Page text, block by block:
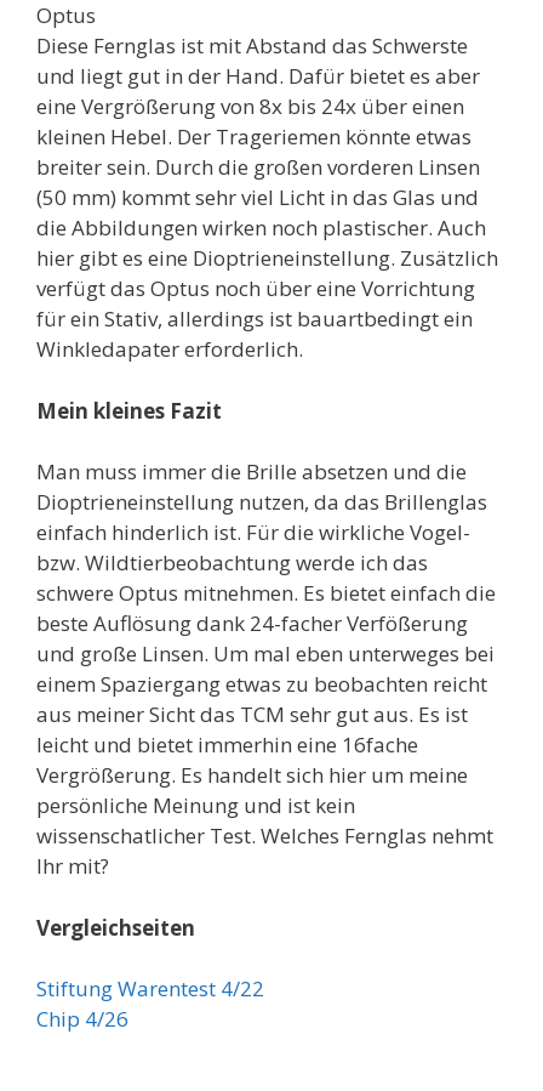
Optus
Diese Fernglas ist mit Abstand das Schwerste
und liegt gut in der Hand. Dafür bietet es aber
eine Vergrößerung von 8x bis 24x über einen
kleinen Hebel. Der Trageriemen könnte etwas
breiter sein. Durch die großen vorderen Linsen
(50 mm) kommt sehr viel Licht in das Glas und
die Abbildungen wirken noch plastischer. Auch
hier gibt es eine Dioptrieneinstellung. Zusätzlich
verfügt das Optus noch über eine Vorrichtung
für ein Stativ, allerdings ist bauartbedingt ein
Winkledapater erforderlich.
Mein kleines Fazit
Man muss immer die Brille absetzen und die
Dioptrieneinstellung nutzen, da das Brillenglas
einfach hinderlich ist. Für die wirkliche Vogel-
bzw. Wildtierbeobachtung werde ich das
schwere Optus mitnehmen. Es bietet einfach die
beste Auflösung dank 24-facher Verfößerung
und große Linsen. Um mal eben unterweges bei
einem Spaziergang etwas zu beobachten reicht
aus meiner Sicht das TCM sehr gut aus. Es ist
leicht und bietet immerhin eine 16fache
Vergrößerung. Es handelt sich hier um meine
persönliche Meinung und ist kein
wissenschatlicher Test. Welches Fernglas nehmt
Ihr mit?
Vergleichseiten
Stiftung Warentest 4/22
Chip 4/26